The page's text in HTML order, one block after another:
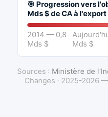
🎯 Progression vers
Mds $ de CA à l'export
2014 — 0,8
Mds $
Mds $
Sources : Ministère de
Changes · 2025-2026